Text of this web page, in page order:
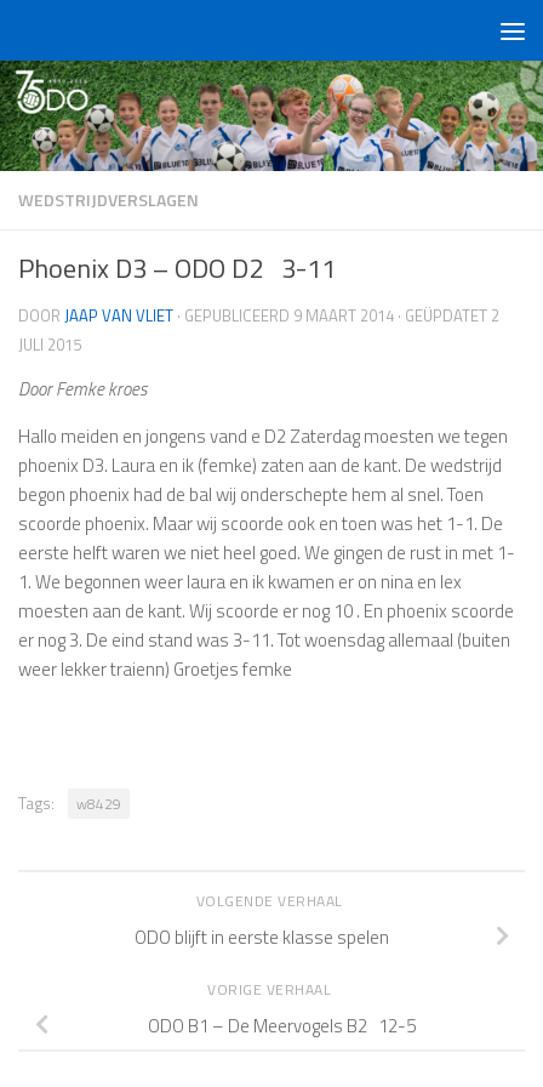
WEDSTRIJDVERSLAGEN
Phoenix D3 – ODO D2 3-11
DOOR JAAP VAN VLIET · GEPUBLICEERD 9 MAART 2014 · GEÜPDATET 2
JULI 2015
Door Femke kroes
Hallo meiden en jongens vand e D2 Zaterdag moesten we tegen
phoenix D3. Laura en ik (femke) zaten aan de kant. De wedstrijd
begon phoenix had de bal wij onderschepte hem al snel. Toen
scoorde phoenix. Maar wij scoorde ook en toen was het 1-1. De
eerste helft waren we niet heel goed. We gingen de rust in met 1-
1. We begonnen weer laura en ik kwamen er on nina en lex
moesten aan de kant. Wij scoorde er nog 10 . En phoenix scoorde
er nog 3. De eind stand was 3-11. Tot woensdag allemaal (buiten
weer lekker traienn) Groetjes femke
Tags: w8429
VOLGENDE VERHAAL
ODO blijft in eerste klasse spelen
VORIGE VERHAAL
ODO B1 – De Meervogels B2 12-5